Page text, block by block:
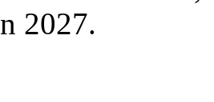
2027.